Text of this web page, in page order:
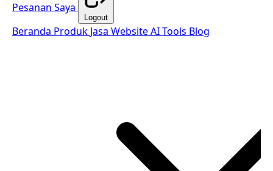
Pesanan Saya
Logout
Beranda Produk Jasa WebsiteAI Tools Blog